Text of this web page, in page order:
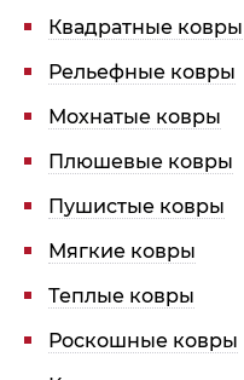
Квадратные ковры
Рельефные ковры
Мохнатые ковры
Плюшевые ковры
Пушистые ковры
Мягкие ковры
Теплые ковры
Роскошные ковры